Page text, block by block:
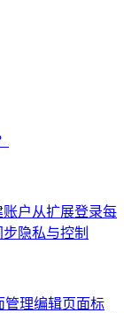
户 从扩展登录每
步 隐私与控制
管理编辑页面标